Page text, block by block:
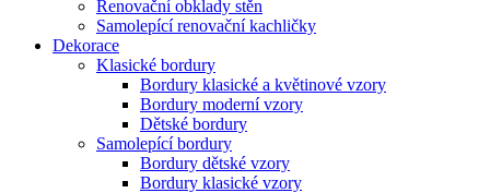
Renovační obklady stěn
Samolepící renovační kachličky
Dekorace
Klasické bordury
Bordury klasické a květinové vzory
Bordury moderní vzory
Dětské bordury
Samolepící bordury
Bordury dětské vzory
Bordury klasické vzory